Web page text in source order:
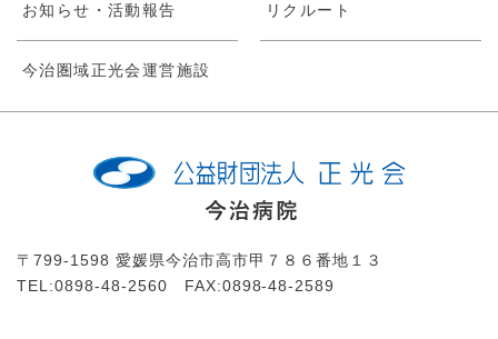
お知らせ・活動報告 リクルート
今治圏域正光会運営施設
〒799-1598 愛媛県今治市高市甲７８６番地１３
TEL:0898-48-2560 FAX:0898-48-2589